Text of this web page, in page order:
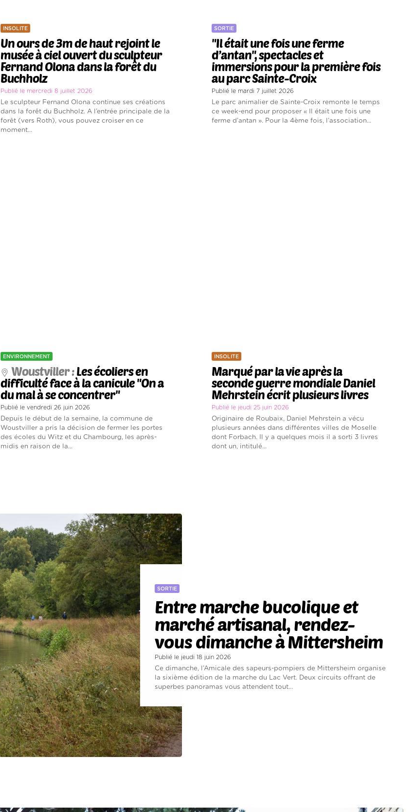
INSOLITE
Un ours de 3m de haut rejoint le
musée à ciel ouvert du sculpteur
Fernand Olona dans la forêt du
Buchholz
Publié le mercredi 8 juillet 2026
Le sculpteur Fernand Olona continue ses créations
dans la forêt du Buchholz. A l’entrée principale de la
forêt (vers Roth), vous pouvez croiser en ce
moment...
SORTIE
"Il était une fois une ferme
d’antan", spectacles et
immersions pour la première fois
au parc Sainte-Croix
Publié le mardi 7 juillet 2026
Le parc animalier de Sainte-Croix remonte le temps
ce week-end pour proposer « Il était une fois une
ferme d’antan ». Pour la 4ème fois, l’association...
ENVIRONNEMENT
Woustviller :Les écoliers en
difficulté face à la canicule "On a
du mal à se concentrer"
Publié le vendredi 26 juin 2026
Depuis le début de la semaine, la commune de
Woustviller a pris la décision de fermer les portes
des écoles du Witz et du Chambourg, les après-
midis en raison de la...
INSOLITE
Marqué par la vie après la
seconde guerre mondiale Daniel
Mehrstein écrit plusieurs livres
Publié le jeudi 25 juin 2026
Originaire de Roubaix, Daniel Mehrstein a vécu
plusieurs années dans différentes villes de Moselle
dont Forbach. Il y a quelques mois il a sorti 3 livres
dont un, intitulé...
SORTIE
Entre marche bucolique et
marché artisanal, rendez-
vous dimanche à Mittersheim
Publié le jeudi 18 juin 2026
Ce dimanche, l’Amicale des sapeurs-pompiers de Mittersheim organise
la sixième édition de la marche du Lac Vert. Deux circuits offrant de
superbes panoramas vous attendent tout...